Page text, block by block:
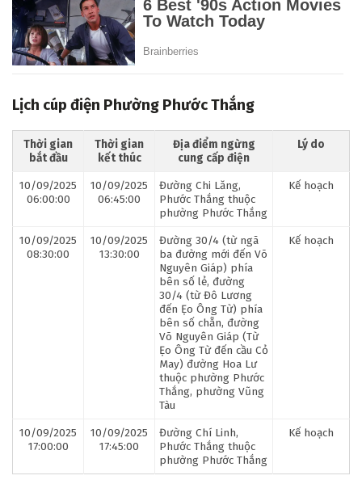
Lịch cúp điện Phường Phước Thắng
Thời gian
bắt đầu
Thời gian
kết thúc
Địa điểm ngừng
cung cấp điện
Lý do
10/09/2025
06:00:00
10/09/2025
06:45:00
Đường Chi Lăng,
Phước Thắng thuộc
phường Phước Thắng
Kế hoạch
10/09/2025
08:30:00
10/09/2025
13:30:00
Đường 30/4 (từ ngã
ba đường mới đến Võ
Nguyên Giáp) phía
bên số lẻ, đường
30/4 (từ Đô Lương
đến Ẹo Ông Từ) phía
bên số chẵn, đường
Võ Nguyên Giáp (Từ
Ẹo Ông Từ đến cầu Cỏ
May) đường Hoa Lư
thuộc phường Phước
Thắng, phường Vũng
Tàu
Kế hoạch
10/09/2025
17:00:00
10/09/2025
17:45:00
Đường Chí Linh,
Phước Thắng thuộc
phường Phước Thắng
Kế hoạch